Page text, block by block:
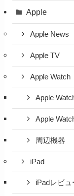
Apple
Apple News
Apple TV
Apple Watch
Apple
Apple
周辺機器
iPad
iPadレビュ